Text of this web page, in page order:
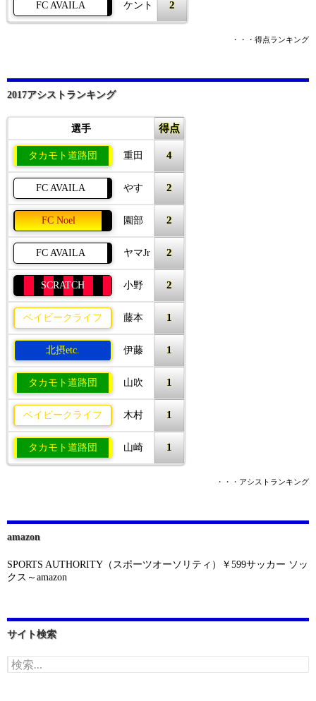
FC AVAILA ケント 2
・・・得点ランキング
2017アシストランキング
選手 得点
タカモト道路団 重田 4
FC AVAILA やす 2
FC Noel 園部 2
FC AVAILA ヤマJr 2
SCRATCH 小野 2
ベイビークライフ 藤本 1
北摂etc. 伊藤 1
タカモト道路団 山吹 1
ベイビークライフ 木村 1
タカモト道路団 山崎 1
・・・アシストランキング
amazon
SPORTS AUTHORITY（スポーツオーソリティ）￥599サッカー ソッ
クス～amazon
サイト検索
検
索: